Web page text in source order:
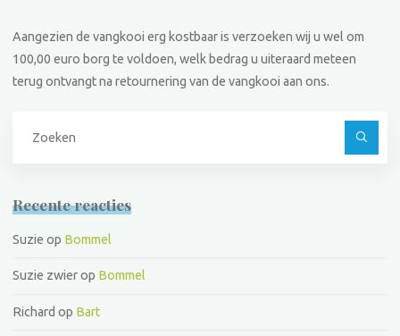
Aangezien de vangkooi erg kostbaar is verzoeken wij u wel om
100,00 euro borg te voldoen, welk bedrag u uiteraard meteen
terug ontvangt na retournering van de vangkooi aan ons.
Recente reacties
Suzie op Bommel
Suzie zwierop Bommel
Richard op Bart